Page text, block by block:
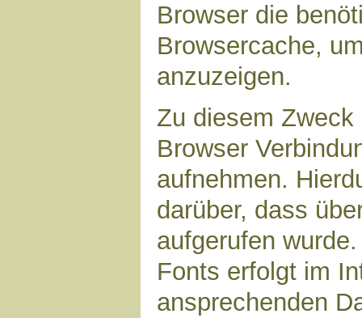
Browser die
Browsercache,
anzuzeigen.
Zu diesem
Browser
aufnehmen.
darüber, dass
aufgerufen
Fonts erfolgt im
ansprechenden